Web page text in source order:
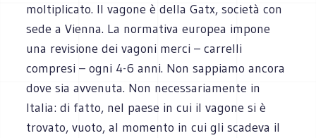
moltiplicato. Il vagone è della Gatx, società con
sede a Vienna. La normativa europea impone
una revisione dei vagoni merci – carrelli
compresi – ogni 4-6 anni. Non sappiamo ancora
dove sia avvenuta. Non necessariamente in
Italia: di fatto, nel paese in cui il vagone si è
trovato, vuoto, al momento in cui gli scadeva il